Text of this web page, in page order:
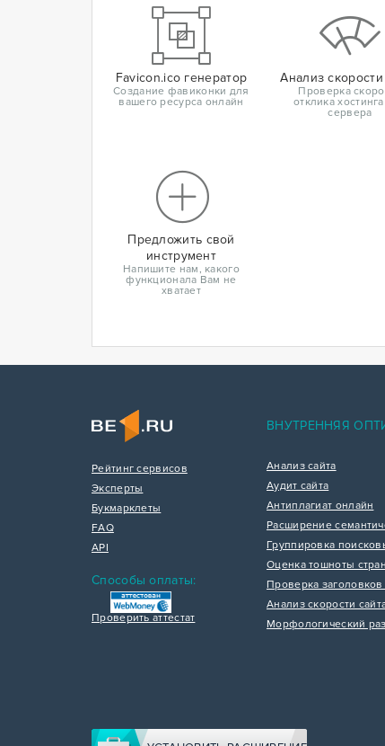
Favicon.ico генератор
Создание фавиконки для
вашего ресурса онлайн
Анализ скорости
Проверка
отклика
сервера
Предложить свой
инструмент
Напишите нам, какого
функционала Вам не
хватает
Рейтинг сервисов
Эксперты
Букмарклеты
FAQ
API
Способы оплаты:
Проверить аттестат
ВНУТРЕННЯЯ
Анализ сайта
Аудит сайта
Антиплагиат онлайн
Расширение
Группировка
Оценка тошноты
Проверка
Анализ скорости
Морфологический